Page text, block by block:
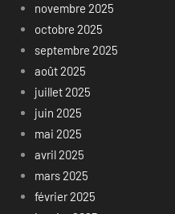
novembre 2025
octobre 2025
septembre 2025
août 2025
juillet 2025
juin 2025
mai 2025
avril 2025
mars 2025
février 2025